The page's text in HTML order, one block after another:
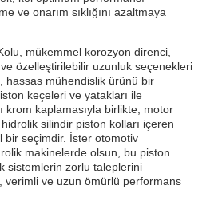
ve onarım sıklığını azaltmaya
mükemmel korozyon direnci,
özelleştirilebilir uzunluk seçenekleri
hassas mühendislik ürünü bir
keçeleri ve yatakları ile
krom kaplamasıyla birlikte, motor
silindir piston kolları içeren
bir seçimdir. İster otomotiv
makinelerde olsun, bu piston
sistemlerin zorlu taleplerini
verimli ve uzun ömürlü performans